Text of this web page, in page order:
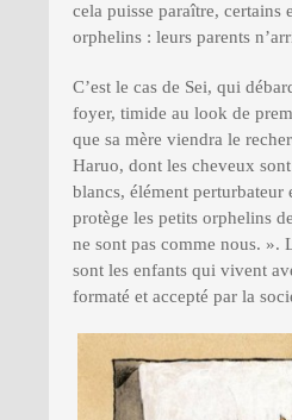
cela puisse paraître, certains
orphelins : leurs parents
C’est le cas de Sei, qui
foyer, timide au look de
que sa mère viendra le
Haruo, dont les cheveux
blancs, élément
protège les petits orphelins
ne sont pas comme nous. ».
sont les enfants qui vivent
formaté et accepté par la